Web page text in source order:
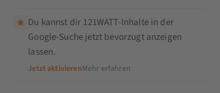
Du kannst dir 121WATT-Inhalte in der
Google-Suche jetzt bevorzugt anzeigen
lassen.
Jetzt aktivierenMehr erfahren